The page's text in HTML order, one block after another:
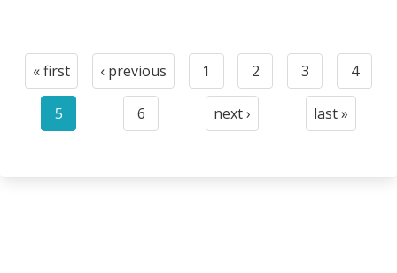
Paginación
First
page
« first
Previous
page
‹ previous
Page
1
Page
2
Page
3
Page
4
Current
5
Page
6
Next
next ›
Last
last »